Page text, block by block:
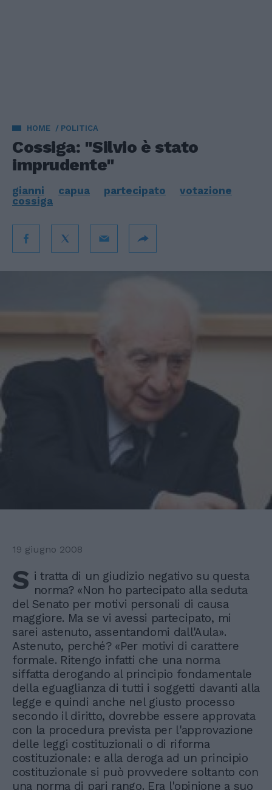
HOME POLITICA
Cossiga: "Silvio è stato
imprudente"
gianni capua partecipato
votazione
cossiga
19 giugno 2008
S i tratta di un giudizio negativo su questa
norma? «Non ho partecipato alla seduta
del Senato per motivi personali di causa
maggiore. Ma se vi avessi partecipato, mi
sarei astenuto, assentandomi dall'Aula».
Astenuto, perché? «Per motivi di carattere
formale. Ritengo infatti che una norma
siffatta derogando al principio fondamentale
della eguaglianza di tutti i soggetti davanti alla
legge e quindi anche nel giusto processo
secondo il diritto, dovrebbe essere approvata
con la procedura prevista per l'approvazione
delle leggi costituzionali o di riforma
costituzionale: e alla deroga ad un principio
costituzionale si può provvedere soltanto con
una norma di pari rango. Era l'opinione a suo